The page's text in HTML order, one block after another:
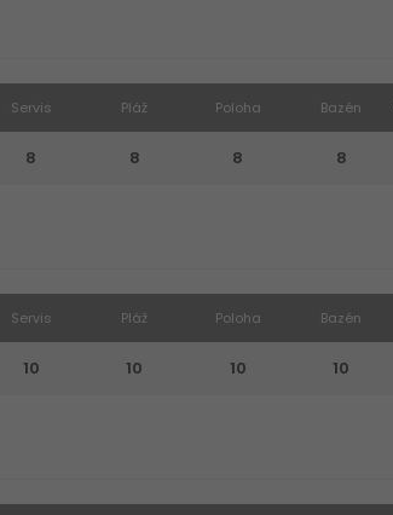
Servis
8
Pláž
8
Poloha
8
Bazén
8
Servis
10
Pláž
10
Poloha
10
Bazén
10